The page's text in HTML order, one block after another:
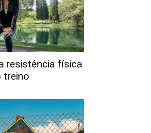
resistência física
treino